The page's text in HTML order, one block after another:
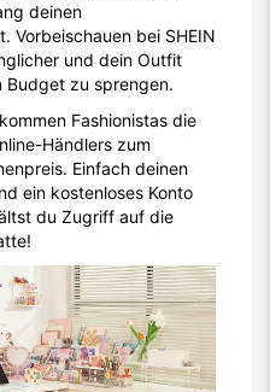
deinen
Vorbeischauen bei SHEIN
und dein Outfit
zu sprengen.
Fashionistas die
Händlers zum
Einfach deinen
ein kostenloses Konto
du Zugriff auf die